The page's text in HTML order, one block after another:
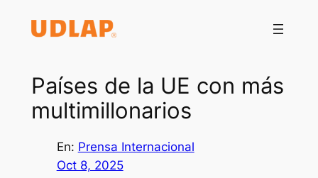
Países de la UE con más
multimillonarios
En: Prensa Internacional
Oct 8, 2025